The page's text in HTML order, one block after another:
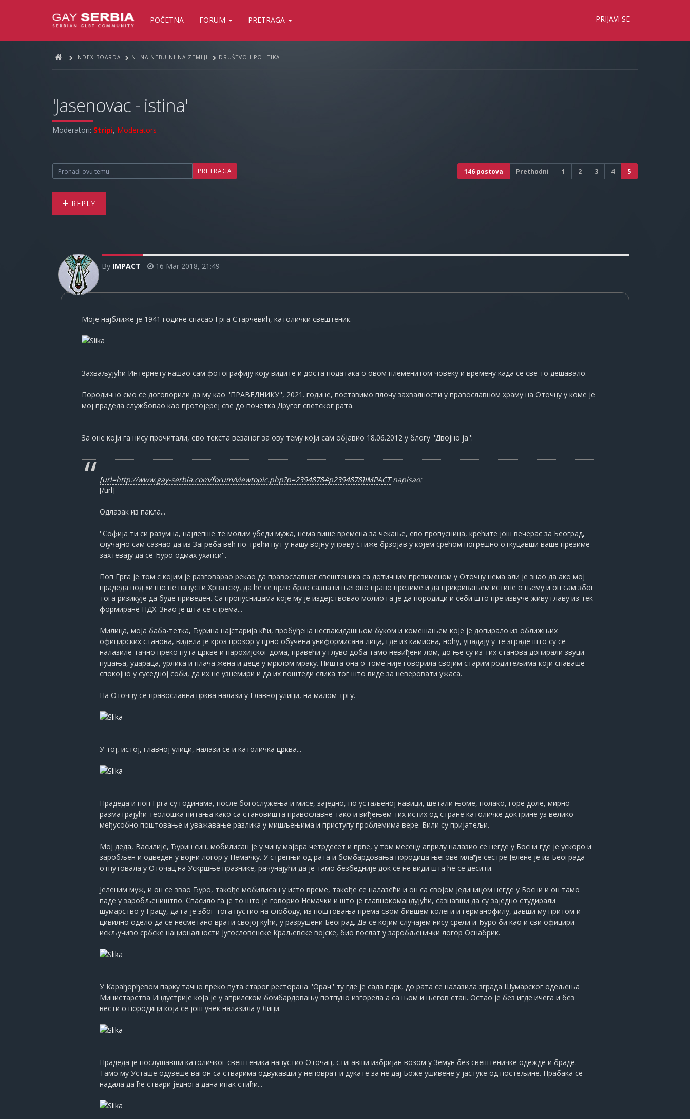
POČETNA FORUM PRETRAGA PRIJAVI SE
INDEX BOARDA NI NA NEBU NI NA ZEMLJI DRUŠTVO I POLITIKA
'Jasenovac - istina'
Moderatori: Stripi, Moderators
PRETRAGA 146 postova Prethodni 1 2 3 4 5
REPLY
By IMPACT - 16 Mar 2018, 21:49
Моје најближе је 1941 године спасао Грга Старчевић, католички свештеник.
Захваљујући Интернету нашао сам фотографију коју видите и доста података о овом племенитом човеку и времену када се све то дешавало.
Породично смо се договорили да му као ''ПРАВЕДНИКУ'', 2021. године, поставимо плочу захвалности у православном храму на Оточцу у коме је
мој прадеда службовао као протојереј све до почетка Другог светског рата.
За оне који га нису прочитали, ево текста везаног за ову тему који сам објавио 18.06.2012 у блогу ''Двојно ја'':
[url=http://www.gay-serbia.com/forum/viewtopic.php?p=2394878#p2394878]IMPACTnapisao:
[/url]
Одлазак из пакла...
''Софија ти си разумна, најлепше те молим убеди мужа, нема више времена за чекање, ево пропусница, крећите још вечерас за Београд,
случајно сам сазнао да из Загреба већ по трећи пут у нашу војну управу стиже брзојав у којем срећом погрешно откуцавши ваше презиме
захтевају да се Ђуро одмах ухапси''.
Поп Грга је том с којим је разговарао рекао да православног свештеника са дотичним презименом у Оточцу нема али је знао да ако мој
прадеда под хитно не напусти Хрватску, да ће се врло брзо сазнати његово право презиме и да прикривањем истине о њему и он сам због
тога ризикује да буде приведен. Са пропусницама које му је издејствовао молио га је да породици и себи што пре извуче живу главу из тек
формиране НДХ. Знао је шта се спрема...
Милица, моја баба-тетка, Ђурина најстарија кћи, пробуђена несвакидашњом буком и комешањем које је допирало из оближњих
официрских станова, видела је кроз прозор у црно обучена униформисана лица, где из камиона, ноћу, упадају у те зграде што су се
налазиле тачно преко пута цркве и парохијског дома, правећи у глуво доба тамо невиђени лом, до ње су из тих станова допирали звуци
пуцања, удараца, урлика и плача жена и деце у мрклом мраку. Ништа она о томе није говорила својим старим родитељима који спаваше
спокојно у суседној соби, да их не узнемири и да их поштеди слика тог што виде за неверовати ужаса.
На Оточцу се православна црква налази у Главној улици, на малом тргу.
У тој, истој, главној улици, налази се и католичка црква...
Прадеда и поп Грга су годинама, после богослужења и мисе, заједно, по устаљеној навици, шетали њоме, полако, горе доле, мирно
разматрајући теолошка питања како са становишта православне тако и виђењем тих истих од стране католичке доктрине уз велико
међусобно поштовање и уважавање разлика у мишљењима и приступу проблемима вере. Били су пријатељи.
Мој деда, Василије, Ђурин син, мобилисан је у чину мајора четрдесет и прве, у том месецу априлу налазио се негде у Босни где је ускоро и
заробљен и одведен у војни логор у Немачку. У стрепњи од рата и бомбардовања породица његове млађе сестре Јелене је из Београда
отпутовала у Оточац на Ускршње празнике, рачунајући да је тамо безбедније док се не види шта ће се десити.
Јеленим муж, и он се звао Ђуро, такође мобилисан у исто време, такође се налазећи и он са својом јединицом негде у Босни и он тамо
паде у заробљеништво. Спасило га је то што је говорио Немачки и што је главнокомандујући, сазнавши да су заједно студирали
шумарство у Грацу, да га је због тога пустио на слободу, из поштовања према свом бившем колеги и германофилу, давши му притом и
цивилно одело да се несметано врати својој кући, у разрушени Београд. Да се којим случајем нису срели и Ђуро би као и сви официри
искључиво србске националности Југословенске Краљевске војске, био послат у заробљенички логор Оснабрик.
У Карађорђевом парку тачно преко пута старог ресторана ''Орач'' ту где је сада парк, до рата се налазила зграда Шумарског одељења
Министарства Индустрије која је у априлском бомбардовању потпуно изгорела а са њом и његов стан. Остао је без игде ичега и без
вести о породици која се још увек налазила у Лици.
Прадеда је послушавши католичког свештеника напустио Оточац, стигавши избријан возом у Земун без свештеничке одежде и браде.
Тамо му Усташе одузеше вагон са стварима одвукавши у неповрат и дукате за не дај Боже ушивене у јастуке од постељине. Прабака се
надала да ће ствари једнога дана ипак стићи...